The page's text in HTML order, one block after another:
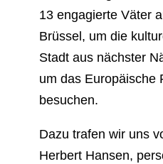
13 engagierte Väter
Brüssel, um die
Stadt aus nächster
um das Europäische
besuchen.
Dazu trafen wir uns
Herbert Hansen,